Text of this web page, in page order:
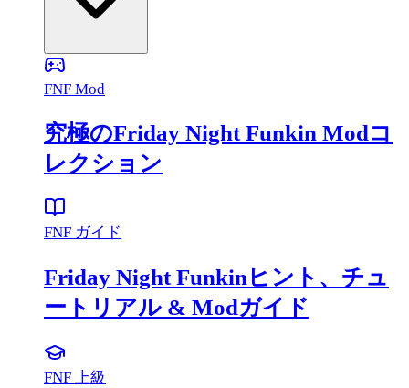
FNF Mod
究極のFriday Night Funkin Modコ
レクション
FNF ガイド
Friday Night Funkinヒント、チュ
ートリアル & Modガイド
FNF 上級